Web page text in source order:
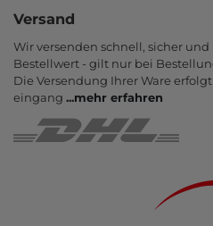
Versand
Wir versenden schnell, sicher
Bestell­wert - gilt nur bei
Die Ver­sendung Ihrer Ware
eingang ...mehr erfahren